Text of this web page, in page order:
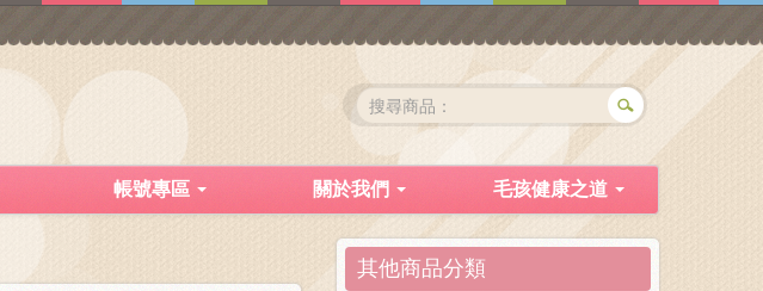
帳號專區 關於我們 毛孩健康之道
其他商品分類